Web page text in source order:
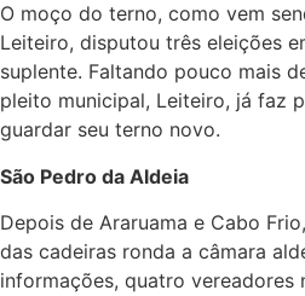
O moço do terno, como vem
Leiteiro, disputou três eleições
suplente. Faltando pouco mais
pleito municipal, Leiteiro, já faz
guardar seu terno novo.
São Pedro da Aldeia
Depois de Araruama e Cabo
das cadeiras ronda a câmara
informações, quatro vereadores